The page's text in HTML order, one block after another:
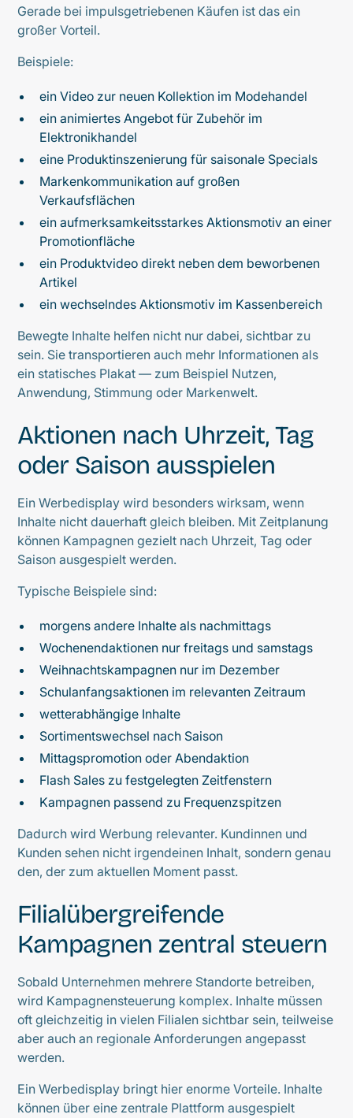
Gerade bei impulsgetriebenen Käufen ist das ein
großer Vorteil.
Beispiele:
ein Video zur neuen Kollektion im Modehandel
ein animiertes Angebot für Zubehör im
Elektronikhandel
eine Produktinszenierung für saisonale Specials
Markenkommunikation auf großen
Verkaufsflächen
ein aufmerksamkeitsstarkes Aktionsmotiv an einer
Promotionfläche
ein Produktvideo direkt neben dem beworbenen
Artikel
ein wechselndes Aktionsmotiv im Kassenbereich
Bewegte Inhalte helfen nicht nur dabei, sichtbar zu
sein. Sie transportieren auch mehr Informationen als
ein statisches Plakat — zum Beispiel Nutzen,
Anwendung, Stimmung oder Markenwelt.
Aktionen nach Uhrzeit, Tag
oder Saison ausspielen
Ein Werbedisplay wird besonders wirksam, wenn
Inhalte nicht dauerhaft gleich bleiben. Mit Zeitplanung
können Kampagnen gezielt nach Uhrzeit, Tag oder
Saison ausgespielt werden.
Typische Beispiele sind:
morgens andere Inhalte als nachmittags
Wochenendaktionen nur freitags und samstags
Weihnachtskampagnen nur im Dezember
Schulanfangsaktionen im relevanten Zeitraum
wetterabhängige Inhalte
Sortimentswechsel nach Saison
Mittagspromotion oder Abendaktion
Flash Sales zu festgelegten Zeitfenstern
Kampagnen passend zu Frequenzspitzen
Dadurch wird Werbung relevanter. Kundinnen und
Kunden sehen nicht irgendeinen Inhalt, sondern genau
den, der zum aktuellen Moment passt.
Filialübergreifende
Kampagnen zentral steuern
Sobald Unternehmen mehrere Standorte betreiben,
wird Kampagnensteuerung komplex. Inhalte müssen
oft gleichzeitig in vielen Filialen sichtbar sein, teilweise
aber auch an regionale Anforderungen angepasst
werden.
Ein Werbedisplay bringt hier enorme Vorteile. Inhalte
können über eine zentrale Plattform ausgespielt